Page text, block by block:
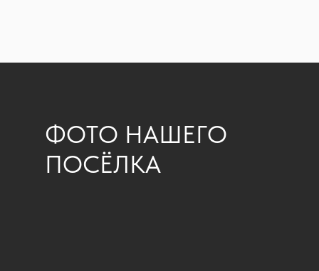
ФОТО НАШЕГО
ПОСЁЛКА